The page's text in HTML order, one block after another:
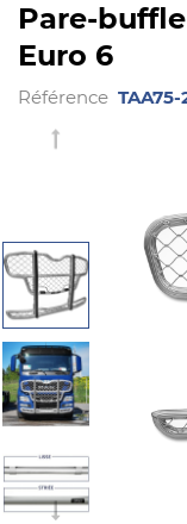
Pare-
Euro 6
Référence TAA75-